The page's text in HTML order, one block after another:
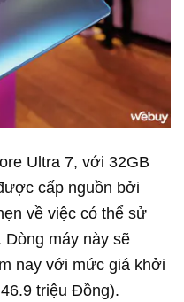
Ultra 7, với 32GB
cấp nguồn bởi
về việc có thể sử
Dòng máy này sẽ
nay với mức giá khởi
triệu Đồng).